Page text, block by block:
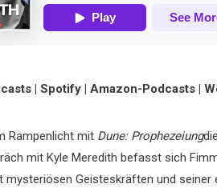
| Spotify | Amazon-Podcasts |
Rampenlicht mit Dune: Prophezeiung
mit Kyle Meredith befasst sich
Geisteskräften und seiner